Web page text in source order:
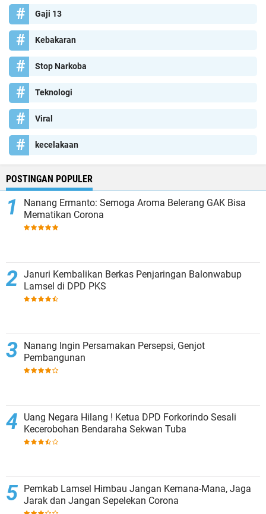
Gaji 13
Kebakaran
Stop Narkoba
Teknologi
Viral
kecelakaan
POSTINGAN POPULER
Nanang Ermanto: Semoga Aroma Belerang GAK Bisa
Mematikan Corona
Januri Kembalikan Berkas Penjaringan Balonwabup
Lamsel di DPD PKS
Nanang Ingin Persamakan Persepsi, Genjot
Pembangunan
Uang Negara Hilang ! Ketua DPD Forkorindo Sesali
Kecerobohan Bendaraha Sekwan Tuba
Pemkab Lamsel Himbau Jangan Kemana-Mana, Jaga
Jarak dan Jangan Sepelekan Corona